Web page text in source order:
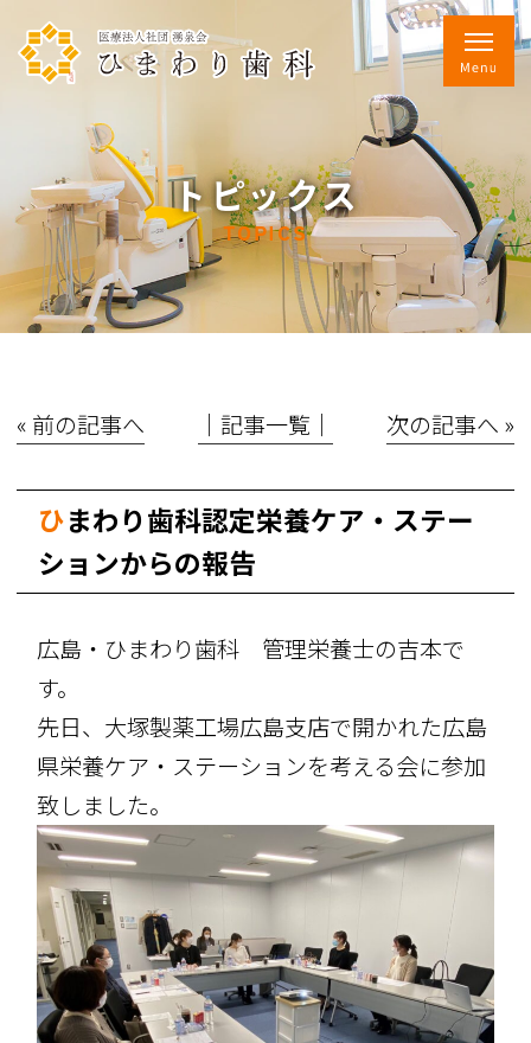
トピックス
TOPICS
« 前の記事へ │記事一覧│ 次の記事へ »
ひまわり歯科認定栄養ケア・ステー
ションからの報告
広島・ひまわり歯科 管理栄養士の吉本で
す。
先日、大塚製薬工場広島支店で開かれた広島
県栄養ケア・ステーションを考える会に参加
致しました。